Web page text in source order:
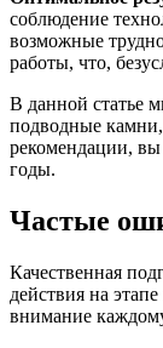
соблюдение
возможные
работы, что,
В данной статье
подводные
рекомендации, вы
годы.
Частые
Качественная
действия на
внимание